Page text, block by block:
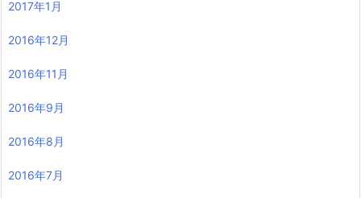
2017年1月
2016年12月
2016年11月
2016年9月
2016年8月
2016年7月